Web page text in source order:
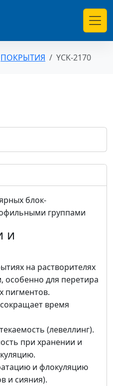
ПОКРЫТИЯ YCK-2170
блок-
группами
и
на растворителях
особенно для перетира
пигментов.
время
(левеллинг).
при хранении и
и флокуляцию
и сияния).